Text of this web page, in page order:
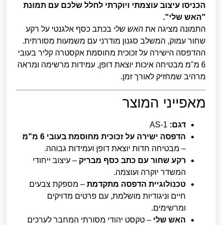
הכניסו עיצוב עוצמתי ויוקרתי לחלל שלכם עם תמונת
"האש שלי".
התמונה מציגה אתהאש שלי בכתב כסף אלגנטי על רקע
שחור עמוק, המשלב סגנון מודרני עם משמעות מסורתית.
ההדפסה הישירה על זכוכית מחוסמת אקסטרה קליר בעובי
6 מ"מ מבטיחה איכות יוצאת דופן, עמידות מרשימה ומראה
מרהיב שמחזיק לאורך זמן.
מאפייני המוצר
דגם:
הדפסה ישירה על זכוכית מחוסמת בעובי 6 מ"מ
– מבטיחה חדות יוצאת דופן ועמידות גבוהה.
רקע שחור עם כתב כסף מבריק – עיצוב ייחודי
המשדר יוקרה ועוצמה.
טכנולוגיית הדפסה מתקדמת – מספקת צבעים
חיים וניגודיות מושלמת, עם פרטים מדויקים
ומרשימים.
האש שלי – טקסט יהודי מסורתי המחבר לערכים